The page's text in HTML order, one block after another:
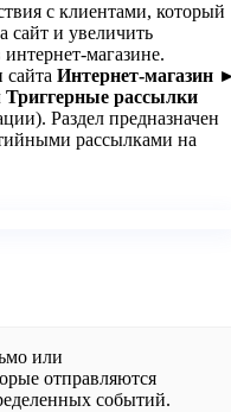
с клиентами, который
сайт и увеличить
магазине.
сайта Интернет-магазин
Триггерные рассылки
Раздел предназначен
рассылками на
или
отправляются
событий.